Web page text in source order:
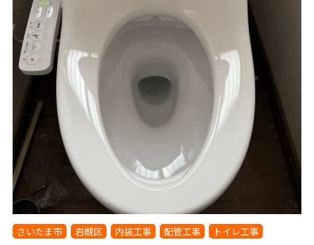
さいたま市 岩槻区 内装工事 配管工事 トイレ工事